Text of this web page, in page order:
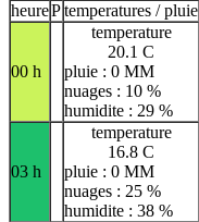
heurePtemperatures / pluie
00 h
temperature
20.1 C
pluie : 0 MM
nuages : 10 %
humidite : 29 %
03 h
temperature
16.8 C
pluie : 0 MM
nuages : 25 %
humidite : 38 %